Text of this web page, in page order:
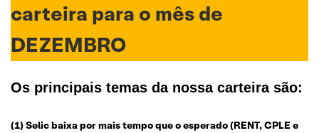
carteira para o mês de
DEZEMBRO
Os principais temas da nossa carteira são:
(1)Selic baixa por mais tempo que o esperado (RENT, CPLE e